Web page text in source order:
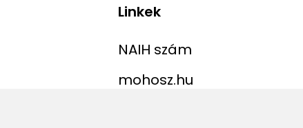
Linkek
NAIH szám
mohosz.hu